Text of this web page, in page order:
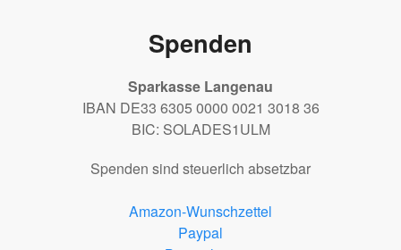
Spenden
Sparkasse Langenau
IBAN DE33 6305 0000 0021 3018 36
BIC: SOLADES1ULM
Spenden sind steuerlich absetzbar
Amazon-Wunschzettel
Paypal